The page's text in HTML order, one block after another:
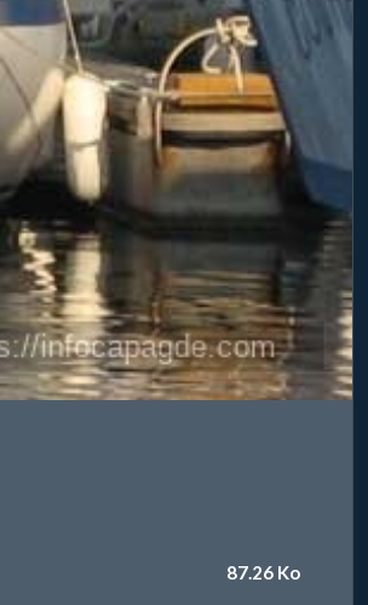
87.26 Ko